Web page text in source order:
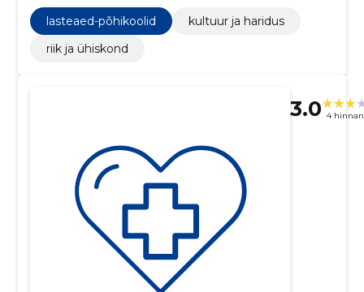
lasteaed-põhikoolid
kultuur ja haridus
riik ja ühiskond
3.0 4